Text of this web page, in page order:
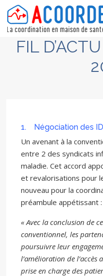
FIL
1. Négociation des
Un avenant à la
entre 2 des syndicats
maladie. Cet accord
et revalorisations pour
nouveau pour la
préambule appétissant :
« Avec la conclusion de
conventionnel, les
poursuivre leur
l’amélioration de
prise en charge des